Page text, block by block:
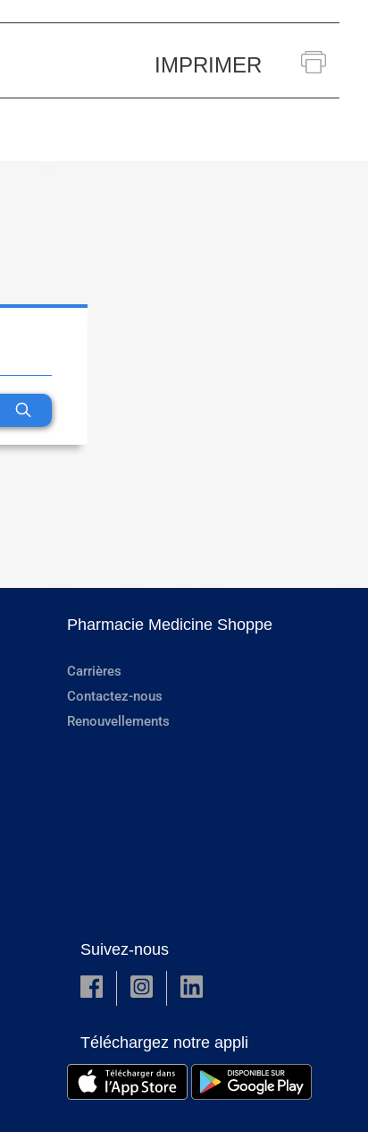
IMPRIMER
Pharmacie Medicine Shoppe
Carrières
Contactez-nous
Renouvellements
Suivez-nous
Téléchargez notre appli